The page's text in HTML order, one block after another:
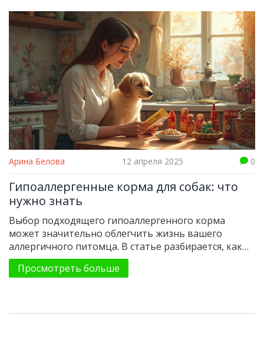
Арина Белова 12 апреля 2025 0
Гипоаллергенные корма для собак: что
нужно знать
Выбор подходящего гипоаллергенного корма
может значительно облегчить жизнь вашего
аллергичного питомца. В статье разбирается, как
определить, нужен ли вашей собаке такой корм, и
как выбрать наилучший вариант из множества
и популярные марки кормов, подходящие для
Просмотреть больше